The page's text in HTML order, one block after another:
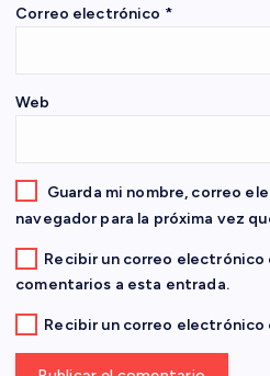
r
d
a
s
Correo electrónico *
Web
Guarda mi nombre, correo
navegador para la próxima vez
Recibir un correo electrónico
comentarios a esta entrada.
Recibir un correo electrónico